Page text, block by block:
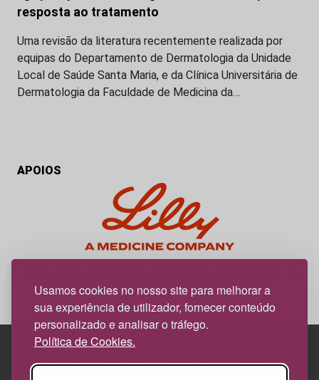
Usamos cookies no nosso site para melhorar a
sua experiência de utilizador, fornecer conteúdo
personalizado e analisar o tráfego.
Política de Cookies.
resposta ao tratamento
Uma revisão da literatura recentemente realizada por
equipas do Departamento de Dermatologia da Unidade
Local de Saúde Santa Maria, e da Clínica Universitária de
Dermatologia da Faculdade de Medicina da…
APOIOS
News Farma, possível com o apoio da Lilly.
Edif. Lisboa Oriente | Av. Infante D. Henrique, n.º 333H, esc.